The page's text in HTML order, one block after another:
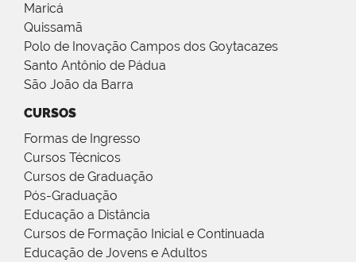
Maricá
Quissamã
Polo de Inovação Campos dos Goytacazes
Santo Antônio de Pádua
São João da Barra
CURSOS
Formas de Ingresso
Cursos Técnicos
Cursos de Graduação
Pós-Graduação
Educação a Distância
Cursos de Formação Inicial e Continuada
Educação de Jovens e Adultos